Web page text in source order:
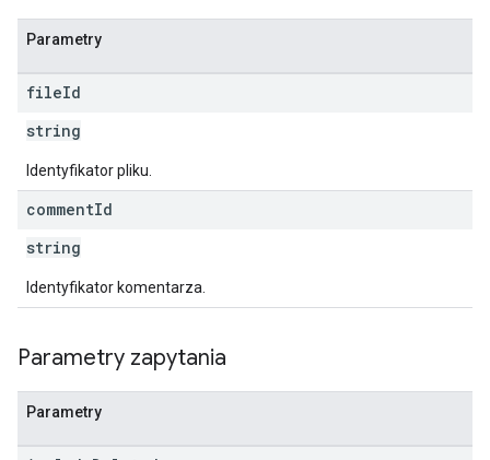
Parametry
fileId
string
Identyfikator pliku.
commentId
string
Identyfikator komentarza.
Parametry zapytania
Parametry